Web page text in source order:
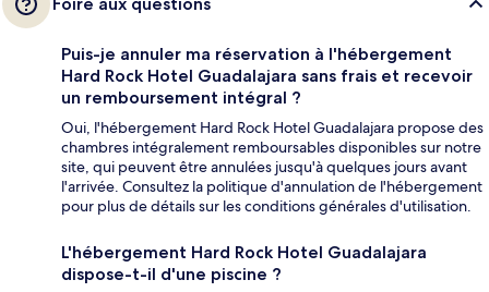
Puis-je annuler ma réservation à l'hébergement
Hard Rock Hotel Guadalajara sans frais et recevoir
un remboursement intégral ?
Oui, l'hébergement Hard Rock Hotel Guadalajara propose des
chambres intégralement remboursables disponibles sur notre
site, qui peuvent être annulées jusqu'à quelques jours avant
l'arrivée. Consultez la politique d'annulation de l'hébergement
pour plus de détails sur les conditions générales d'utilisation.
L'hébergement Hard Rock Hotel Guadalajara
dispose-t-il d'une piscine ?